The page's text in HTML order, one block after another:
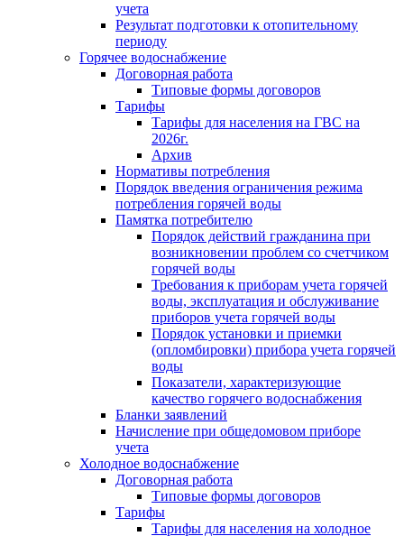
учета
Результат подготовки к отопительному
периоду
Горячее водоснабжение
Договорная работа
Типовые формы договоров
Тарифы
Тарифы для населения на ГВС на
2026г.
Архив
Нормативы потребления
Порядок введения ограничения режима
потребления горячей воды
Памятка потребителю
Порядок действий гражданина при
возникновении проблем со счетчиком
горячей воды
Требования к приборам учета горячей
воды, эксплуатация и обслуживание
приборов учета горячей воды
Порядок установки и приемки
(опломбировки) прибора учета горячей
воды
Показатели, характеризующие
качество горячего водоснабжения
Бланки заявлений
Начисление при общедомовом приборе
учета
Холодное водоснабжение
Договорная работа
Типовые формы договоров
Тарифы
Тарифы для населения на холодное